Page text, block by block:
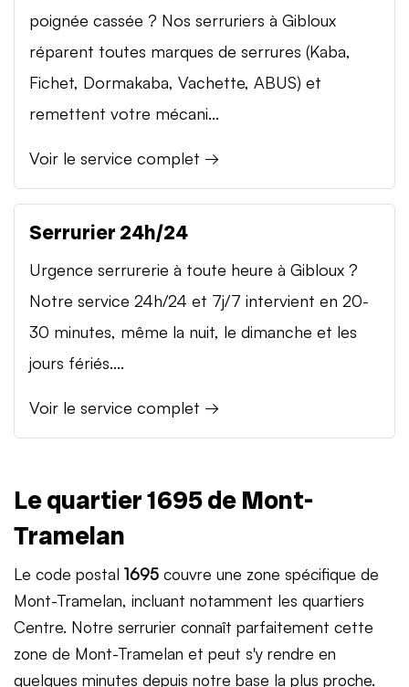
poignée cassée ? Nos serruriers à Gibloux
réparent toutes marques de serrures (Kaba,
Fichet, Dormakaba, Vachette, ABUS) et
remettent votre mécani...
Voir le service complet →
Serrurier 24h/24
Urgence serrurerie à toute heure à Gibloux ?
Notre service 24h/24 et 7j/7 intervient en 20-
30 minutes, même la nuit, le dimanche et les
jours fériés....
Voir le service complet →
Le quartier 1695 de Mont-
Tramelan
Le code postal 1695 couvre une zone spécifique de
Mont-Tramelan, incluant notamment les quartiers
Centre. Notre serrurier connaît parfaitement cette
zone de Mont-Tramelan et peut s'y rendre en
quelques minutes depuis notre base la plus proche.